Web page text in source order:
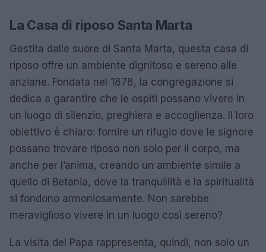
La Casa di riposo Santa Marta
Gestita dalle suore di Santa Marta, questa casa di
riposo offre un ambiente dignitoso e sereno alle
anziane. Fondata nel 1878, la congregazione si
dedica a garantire che le ospiti possano vivere in
un luogo di silenzio, preghiera e accoglienza. Il loro
obiettivo è chiaro: fornire un rifugio dove le signore
possano trovare riposo non solo per il corpo, ma
anche per l’anima, creando un ambiente simile a
quello di Betania, dove la tranquillità e la spiritualità
si fondono armoniosamente. Non sarebbe
meraviglioso vivere in un luogo così sereno?
La visita del Papa rappresenta, quindi, non solo un